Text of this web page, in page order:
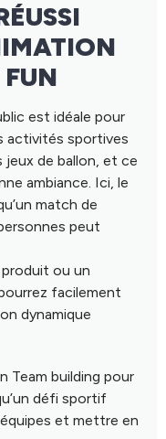
est idéale pour
activités sportives
de ballon, et ce
ambiance. Ici, le
match de
peut
ou un
facilement
dynamique
Team building pour
défi sportif
et mettre en